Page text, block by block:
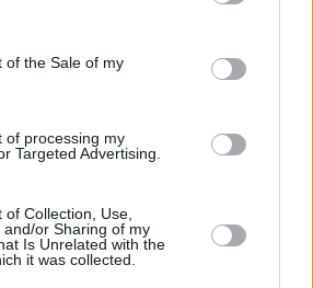
to Google and its third-party tags to
specified purposes in below Google
of the Sale of my
of processing my
Targeted Advertising.
Collection, Use,
and/or Sharing of my
Is Unrelated with the
it was collected.